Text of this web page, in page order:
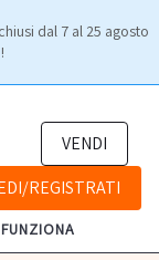
dal 7 al 25 agosto
VENDI
REGISTRATI